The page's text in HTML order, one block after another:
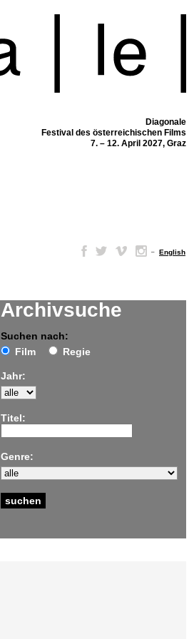
Diagonale
Festival des österreichischen Films
7. – 12. April 2027, Graz
– English
Archivsuche
Suchen nach:
Film
Regie
Jahr:
Titel:
Genre: